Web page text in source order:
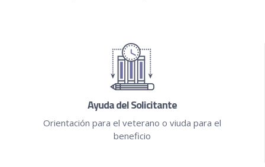
Ayuda del Solicitante
Orientación para el veterano o viuda para el
beneficio